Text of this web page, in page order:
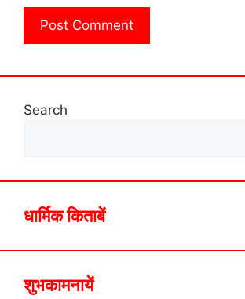
Search
धार्मिक किताबें
शुभकामनायें